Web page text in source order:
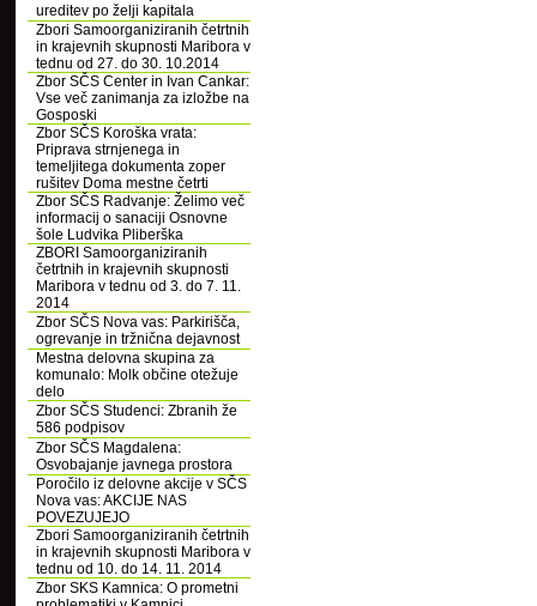
ureditev po želji kapitala
Zbori Samoorganiziranih četrtnih
in krajevnih skupnosti Maribora v
tednu od 27. do 30. 10.2014
Zbor SČS Center in Ivan Cankar:
Vse več zanimanja za izložbe na
Gosposki
Zbor SČS Koroška vrata:
Priprava strnjenega in
temeljitega dokumenta zoper
rušitev Doma mestne četrti
Zbor SČS Radvanje: Želimo več
informacij o sanaciji Osnovne
šole Ludvika Pliberška
ZBORI Samoorganiziranih
četrtnih in krajevnih skupnosti
Maribora v tednu od 3. do 7. 11.
2014
Zbor SČS Nova vas: Parkirišča,
ogrevanje in tržnična dejavnost
Mestna delovna skupina za
komunalo: Molk občine otežuje
delo
Zbor SČS Studenci: Zbranih že
586 podpisov
Zbor SČS Magdalena:
Osvobajanje javnega prostora
Poročilo iz delovne akcije v SČS
Nova vas: AKCIJE NAS
POVEZUJEJO
Zbori Samoorganiziranih četrtnih
in krajevnih skupnosti Maribora v
tednu od 10. do 14. 11. 2014
Zbor SKS Kamnica: O prometni